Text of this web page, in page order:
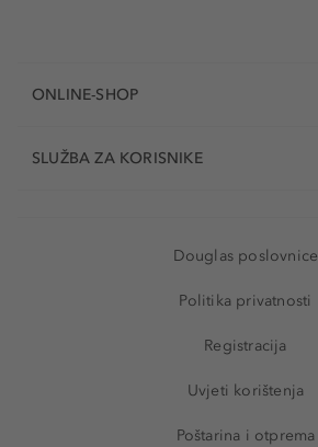
ONLINE-SHOP
SLUŽBA ZA KORISNIKE
Douglas poslovnice
Politika privatnosti
Registracija
Uvjeti korištenja
Poštarina i otprema